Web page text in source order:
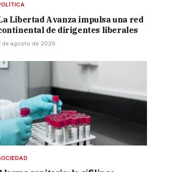
Libertad Avanza impulsa una red
de dirigentes liberales
de agosto de 2026